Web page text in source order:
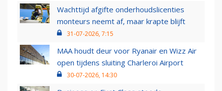
Wachttijd afgifte onderhoudslicenties
monteurs neemt af, maar krapte blijft
31-07-2026, 7:15
MAA houdt deur voor Ryanair en Wizz Air
open tijdens sluiting Charleroi Airport
30-07-2026, 14:30